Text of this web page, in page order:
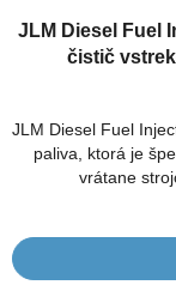
JLM Diesel Fuel
čistič
JLM Diesel Fuel
paliva, ktorá je
vrátane